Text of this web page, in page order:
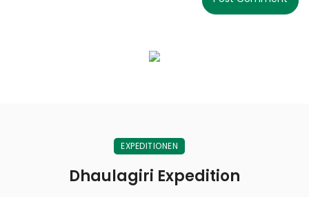
EXPEDITIONEN
Dhaulagiri Expedition